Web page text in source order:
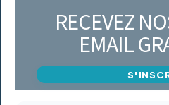
RECEVEZ
EMAIL